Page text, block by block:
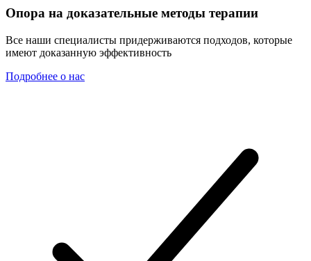
Опора на доказательные методы терапии
Все наши специалисты придерживаются подходов, которые
имеют доказанную эффективность
Подробнее о нас